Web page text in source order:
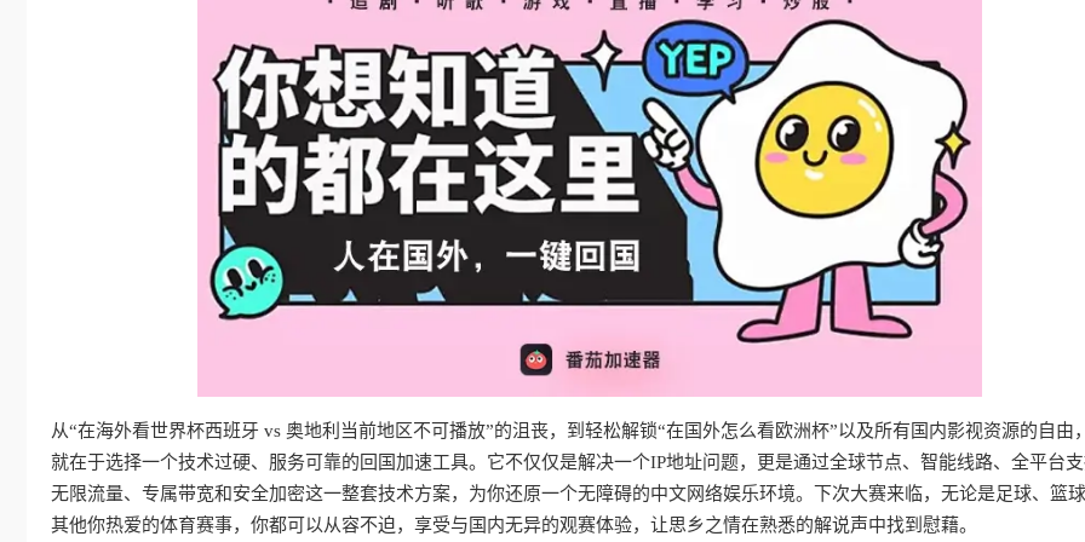
从“在海外看世界杯西班牙 vs 奥地利当前地区不可播放”的沮丧，到轻松解锁“在国外怎么看欧洲杯”以及所有国内影视资源的自由
就在于选择一个技术过硬、服务可靠的回国加速工具。它不仅仅是解决一个IP地址问题，更是通过全球节点、智能线路、全平台支
无限流量、专属带宽和安全加密这一整套技术方案，为你还原一个无障碍的中文网络娱乐环境。下次大赛来临，无论是足球、篮
其他你热爱的体育赛事，你都可以从容不迫，享受与国内无异的观赛体验，让思乡之情在熟悉的解说声中找到慰藉。